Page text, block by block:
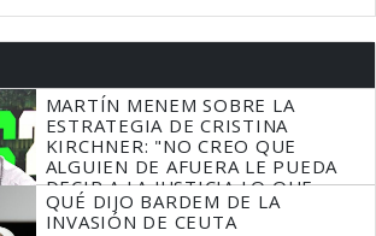
MARTÍN MENEM SOBRE LA
ESTRATEGIA DE CRISTINA
KIRCHNER: "NO CREO QUE
ALGUIEN DE AFUERA LE PUEDA
DECIR A LA JUSTICIA LO QUE
TIENE QUE HACER"
QUÉ DIJO BARDEM DE LA
INVASIÓN DE CEUTA